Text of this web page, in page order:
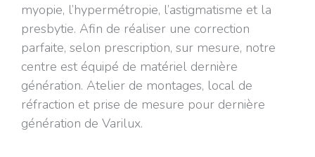
myopie, l’hypermétropie, l’astigmatisme et la
presbytie. Afin de réaliser une correction
parfaite, selon prescription, sur mesure, notre
centre est équipé de matériel dernière
génération. Atelier de montages, local de
réfraction et prise de mesure pour dernière
génération de Varilux.